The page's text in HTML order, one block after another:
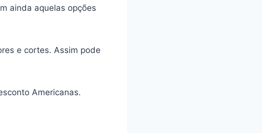
ainda aquelas opções
e cortes. Assim pode
Americanas.